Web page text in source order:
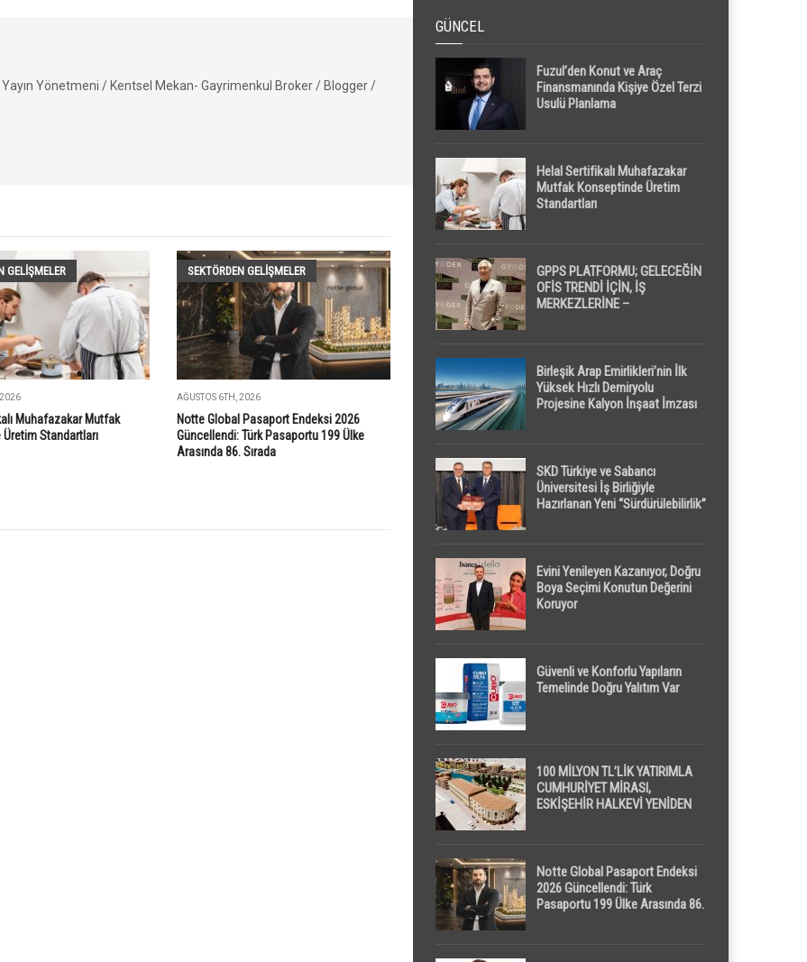
Yönetmeni / Kentsel Mekan- Gayrimenkul Broker / Blogger /
GELIŞMELER
Muhafazakar Mutfak
Standartları
SEKTÖRDEN GELIŞMELER
AĞUSTOS 6TH, 2026
Notte Global Pasaport Endeksi 2026
Güncellendi: Türk Pasaportu 199 Ülke
Arasında 86. Sırada
GÜNCEL
Fuzul’den Konut ve Araç
Finansmanında Kişiye Özel Terzi
Usulü Planlama
Helal Sertifikalı Muhafazakar
Mutfak Konseptinde Üretim
Standartları
GPPS PLATFORMU; GELECEĞİN
OFİS TRENDİ İÇİN, İŞ
MERKEZLERİNE –
Birleşik Arap Emirlikleri’nin İlk
Yüksek Hızlı Demiryolu
Projesine Kalyon İnşaat İmzası
SKD Türkiye ve Sabancı
Üniversitesi İş Birliğiyle
Hazırlanan Yeni “Sürdürülebilirlik”
Evini Yenileyen Kazanıyor, Doğru
Boya Seçimi Konutun Değerini
Koruyor
Güvenli ve Konforlu Yapıların
Temelinde Doğru Yalıtım Var
100 MİLYON TL’LİK YATIRIMLA
CUMHURİYET MİRASI,
ESKİŞEHİR HALKEVİ YENİDEN
Notte Global Pasaport Endeksi
2026 Güncellendi: Türk
Pasaportu 199 Ülke Arasında 86.